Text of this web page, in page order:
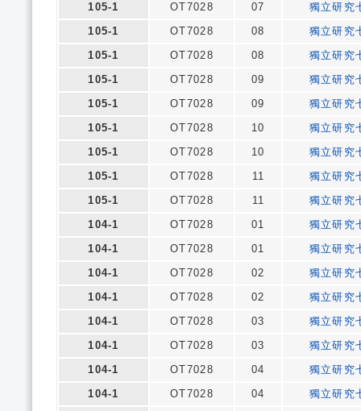
105-1
OT7028 07
獨立研究
105-1
OT7028 08
獨立研究
105-1
OT7028 08
獨立研究
105-1
OT7028 09
獨立研究
105-1
OT7028 09
獨立研究
105-1
OT7028 10
獨立研究
105-1
OT7028 10
獨立研究
105-1
OT7028 11
獨立研究
105-1
OT7028 11
獨立研究
104-1
OT7028 01
獨立研究
104-1
OT7028 01
獨立研究
104-1
OT7028 02
獨立研究
104-1
OT7028 02
獨立研究
104-1
OT7028 03
獨立研究
104-1
OT7028 03
獨立研究
104-1
OT7028 04
獨立研究
104-1
OT7028 04
獨立研究